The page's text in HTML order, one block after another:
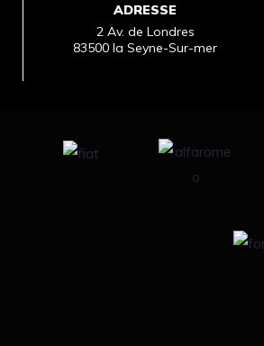
ADRESSE
2 Av. de Londres
83500 la Seyne-Sur-mer